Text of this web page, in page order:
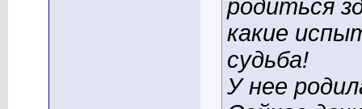
родиться
какие
судьба!
У нее